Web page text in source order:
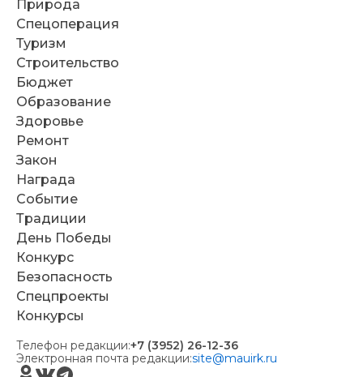
Природа
Спецоперация
Туризм
Строительство
Бюджет
Образование
Здоровье
Ремонт
Закон
Награда
Событие
Традиции
День Победы
Конкурс
Безопасность
Спецпроекты
Конкурсы
Телефон редакции:+7 (3952) 26-12-36
Электронная почта редакции:site@mauirk.ru